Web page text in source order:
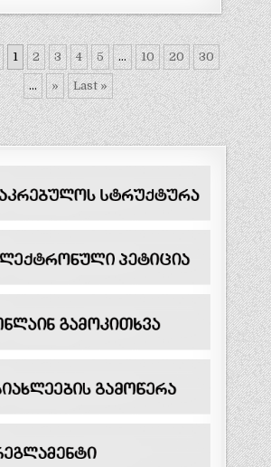
1 2 3 4 5 ... 10 20 30
... » Last »